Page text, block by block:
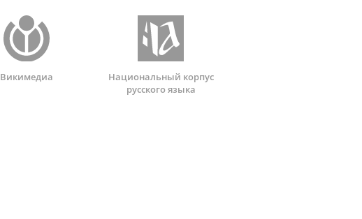
Викимедиа
Национальный корпус
русского языка